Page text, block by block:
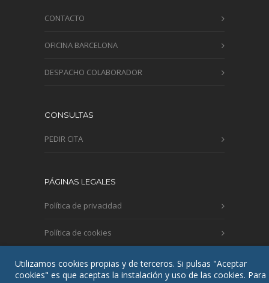
CONTACTO
OFICINA BARCELONA
DESPACHO COLABORADOR
CONSULTAS
PEDIR CITA
PÁGINAS LEGALES
Política de privacidad
Política de cookies
Aviso legal
Utilizamos cookies propias y de terceros. Si pulsas "Aceptar
cookies" es que aceptas la instalación y uso de las cookies. Para